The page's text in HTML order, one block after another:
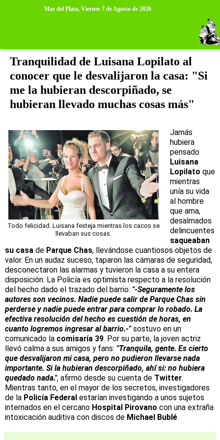
Mar del Plata, Viernes 7 de Agosto de 2026
Tranquilidad de Luisana Lopilato al
conocer que le desvalijaron la casa: "Si
me la hubieran descorpiñado, se
hubieran llevado muchas cosas más"
Todo felicidad. Luisana festeja mientras los cacos se
llevaban sus cosas.
Jamás
hubiera
pensado
Luisana
Lopilato que
mientras
unía su vida
al hombre
que ama,
desalmados
delincuentes
saqueaban
su casa de Parque Chas, llevándose cuantiosos objetos de
valor. En un audaz suceso, taparon las cámaras de seguridad,
desconectaron las alarmas y tuvieron la casa a su entera
disposición. La Policía es optimista respecto a la resolución
del hecho dado el trazado del barrio: "-Seguramente los
autores son vecinos. Nadie puede salir de Parque Chas sin
perderse y nadie puede entrar para comprar lo robado. La
efectiva resolución del hecho es cuestión de horas, en
cuanto logremos ingresar al barrio.-"sostuvo en un
comunicado la comisaría 39. Por su parte, la joven actriz
llevó calma a sus amigos y fans: "Tranquila, gente. Es cierto
que desvalijaron mi casa, pero no pudieron llevarse nada
importante. Si la hubieran descorpiñado, ahí si: no hubiera
quedado nada.", afirmó desde su cuenta de Twitter.
Mientras tanto, en el mayor de los secretos, investigadores
de la Policía Federal estarían investigando a unos sujetos
internados en el cercano Hospital Pirovano con una extraña
intoxicación auditiva con discos de Michael Bublé.